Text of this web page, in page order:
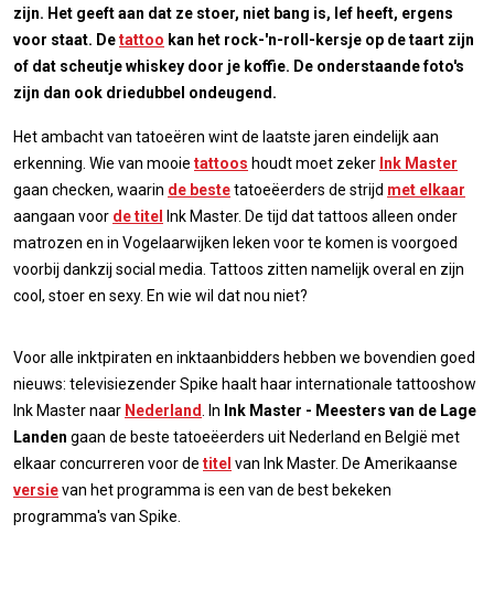
zijn. Het geeft aan dat ze stoer, niet bang is, lef heeft, ergens
voor staat. Detattoo kan het rock-'n-roll-kersje op de taart zijn
of dat scheutje whiskey door je koffie. De onderstaande foto's
zijn dan ook driedubbel ondeugend.
Het ambacht van tatoeëren wint de laatste jaren eindelijk aan
erkenning. Wie van mooie tattoos houdt moet zeker Ink Master
gaan checken, waarin de bestetatoeëerders de strijd met elkaar
aangaan voor de titel
Ink Master. De tijd dat tattoos alleen onder
matrozen en in Vogelaarwijken leken voor te komen is voorgoed
voorbij dankzij social media. Tattoos zitten namelijk overal en zijn
cool, stoer en sexy. En wie wil dat nou niet?
Voor alle inktpiraten en inktaanbidders hebben we bovendien goed
nieuws: televisiezender Spike haalt haar internationale tattooshow
Ink Master naar Nederland . In Ink Master - Meesters van de Lage
Landen gaan de beste tatoeëerders uit Nederland en België met
elkaar concurreren voor de titel van Ink Master. De Amerikaanse
versievan het programma is een van de best bekeken
programma's van Spike.